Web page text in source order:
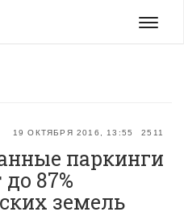
Меню
19 ОКТЯБРЯ 2016, 13:55 2511
паркинги
87%
земель